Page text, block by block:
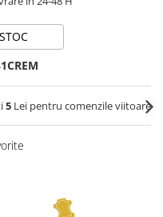
5 Lei pentru comenzile viitoare